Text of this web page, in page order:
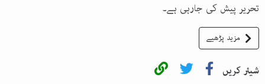
تحریر پیش کی جارہی ہے۔
مزید پڑھیے
شیئر کریں